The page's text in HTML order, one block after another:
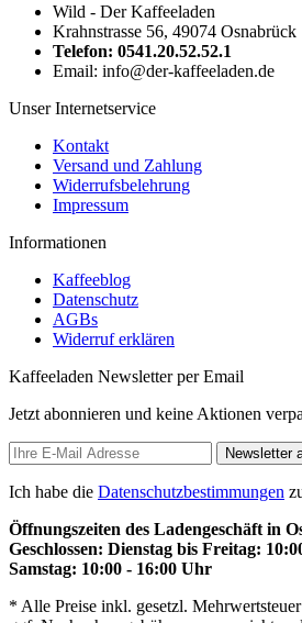
Wild - Der Kaffeeladen
Krahnstrasse 56, 49074 Osnabrück
Telefon: 0541.20.52.52.1
Email: info@der-kaffeeladen.de
Unser Internetservice
Kontakt
Versand und Zahlung
Widerrufsbelehrung
Impressum
Informationen
Kaffeeblog
Datenschutz
AGBs
Widerruf erklären
Kaffeeladen Newsletter per Email
Jetzt abonnieren und keine Aktionen
Newsletter
Ich habe die Datenschutzbestimmungen
Öffnungszeiten des Ladengeschäft in
Geschlossen: Dienstag bis Freitag:
Samstag: 10:00 - 16:00 Uhr
* Alle Preise inkl. gesetzl.